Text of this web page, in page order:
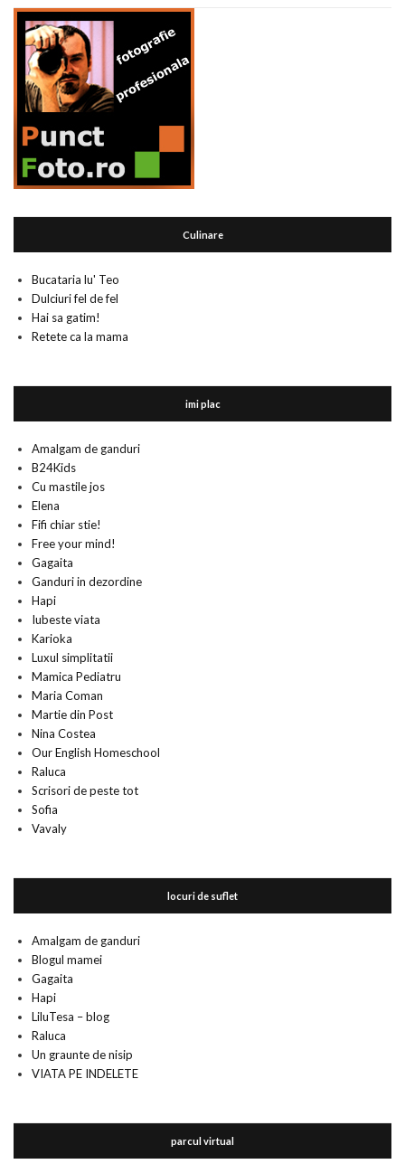
Culinare
Bucataria lu' Teo
Dulciuri fel de fel
Hai sa gatim!
Retete ca la mama
imi plac
Amalgam de ganduri
B24Kids
Cu mastile jos
Elena
Fifi chiar stie!
Free your mind!
Gagaita
Ganduri in dezordine
Hapi
Iubeste viata
Karioka
Luxul simplitatii
Mamica Pediatru
Maria Coman
Martie din Post
Nina Costea
Our English Homeschool
Raluca
Scrisori de peste tot
Sofia
Vavaly
locuri de suflet
Amalgam de ganduri
Blogul mamei
Gagaita
Hapi
LiluTesa – blog
Raluca
Un graunte de nisip
VIATA PE INDELETE
parcul virtual